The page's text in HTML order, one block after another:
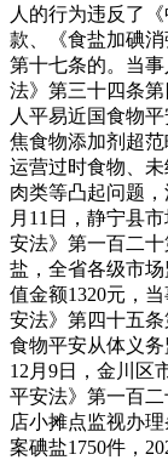
人的行为违反了
款、《食盐加碘
第十七条的。当
法》第三十四条
人平易近国食物
焦食物添加剂超
运营过时食物、
肉类等凸起问题
月11日，静宁县
安法》第一百二
盐，全省各级市
值金额1320元，
安法》第四十五
食物平安从体义
12月9日，金川区
平安法》第一百
店小摊点监视办
案碘盐1750件，